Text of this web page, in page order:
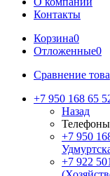
Контакты
Корзина0
Отложенные0
Сравнение
+7 950 168 65
Назад
Телефоны
+7 950
+7 922